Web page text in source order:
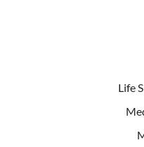
Life